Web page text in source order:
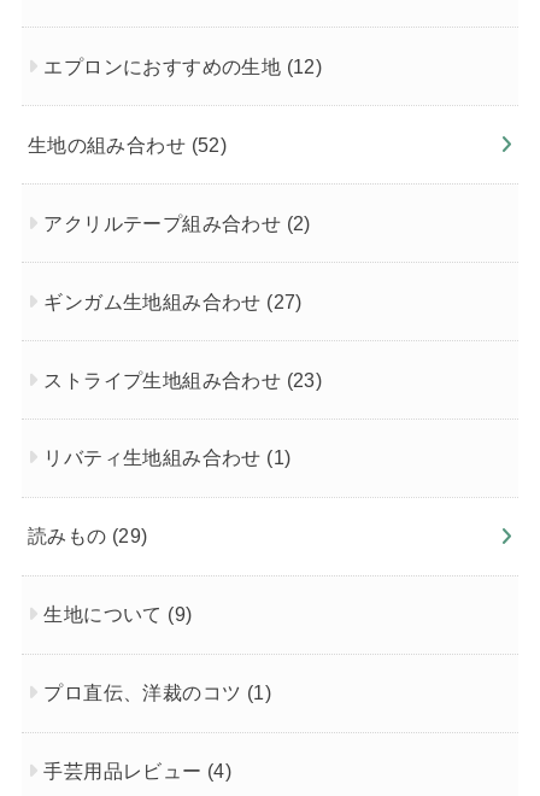
エプロンにおすすめの生地 (12)
生地の組み合わせ (52)
アクリルテープ組み合わせ (2)
ギンガム生地組み合わせ (27)
ストライプ生地組み合わせ (23)
リバティ生地組み合わせ (1)
読みもの (29)
生地について (9)
プロ直伝、洋裁のコツ (1)
手芸用品レビュー (4)